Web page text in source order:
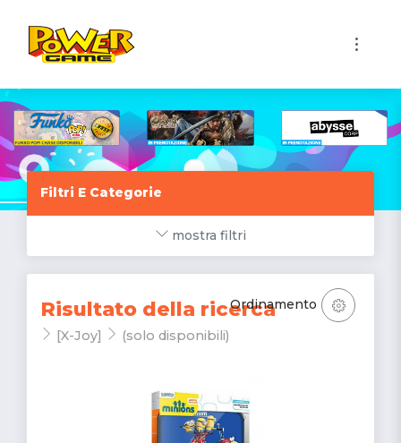
Filtri E Categorie
mostra filtri
Risultato della ricerca
[X-Joy] (solo disponibili)
Ordinamento